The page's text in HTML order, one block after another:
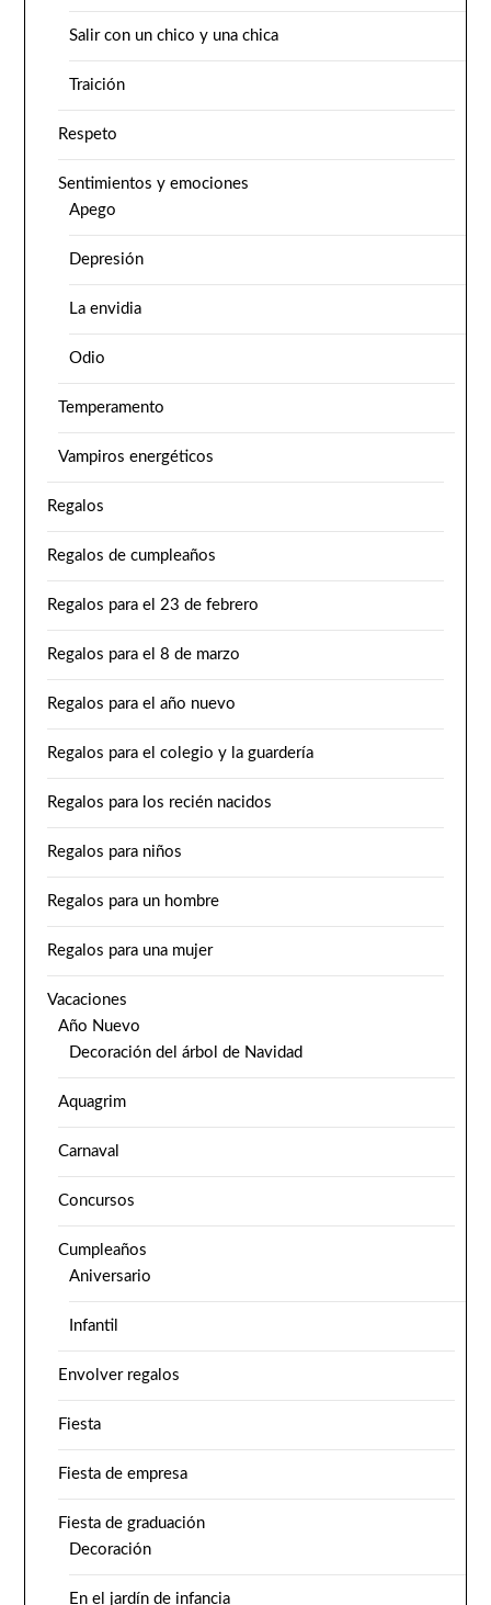
Salir con un chico y una chica
Traición
Respeto
Sentimientos y emociones
Apego
Depresión
La envidia
Odio
Temperamento
Vampiros energéticos
Regalos
Regalos de cumpleaños
Regalos para el 23 de febrero
Regalos para el 8 de marzo
Regalos para el año nuevo
Regalos para el colegio y la guardería
Regalos para los recién nacidos
Regalos para niños
Regalos para un hombre
Regalos para una mujer
Vacaciones
Año Nuevo
Decoración del árbol de Navidad
Aquagrim
Carnaval
Concursos
Cumpleaños
Aniversario
Infantil
Envolver regalos
Fiesta
Fiesta de empresa
Fiesta de graduación
Decoración
En el jardín de infancia